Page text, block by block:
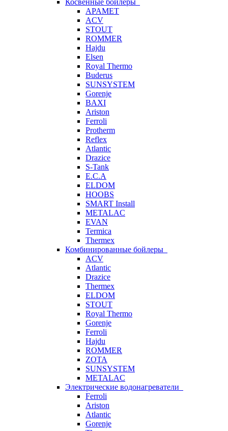
Косвенные бойлеры
APAMET
ACV
STOUT
ROMMER
Hajdu
Elsen
Royal Thermo
Buderus
SUNSYSTEM
Gorenje
BAXI
Ariston
Ferroli
Protherm
Reflex
Atlantic
Drazice
S-Tank
E.C.A
ELDOM
HOOBS
SMART Install
METALAC
EVAN
Termica
Thermex
Комбинированные бойлеры
ACV
Atlantic
Drazice
Thermex
ELDOM
STOUT
Royal Thermo
Gorenje
Ferroli
Hajdu
ROMMER
ZOTA
SUNSYSTEM
METALAC
Электрические водонагреватели
Ferroli
Ariston
Atlantic
Gorenje